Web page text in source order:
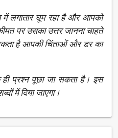
में लगातार घूम रहा है और आपको
पर उसका उत्तर जानना चाहते
है आपकी चिंताओं और डर का
प्रश्न पूछा जा सकता है। इस
में दिया जाएगा।